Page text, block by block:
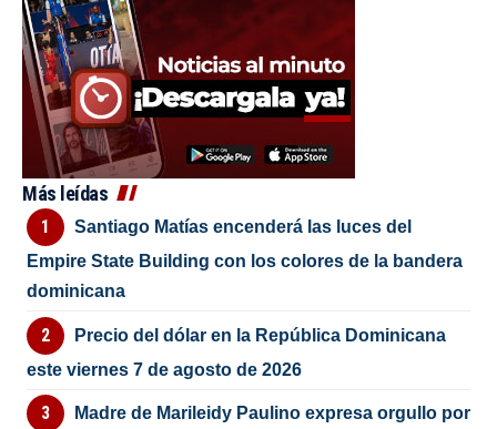
Más leídas
Santiago Matías encenderá las luces del
Empire State Building con los colores de la bandera
dominicana
Precio del dólar en la República Dominicana
este viernes 7 de agosto de 2026
Madre de Marileidy Paulino expresa orgullo por